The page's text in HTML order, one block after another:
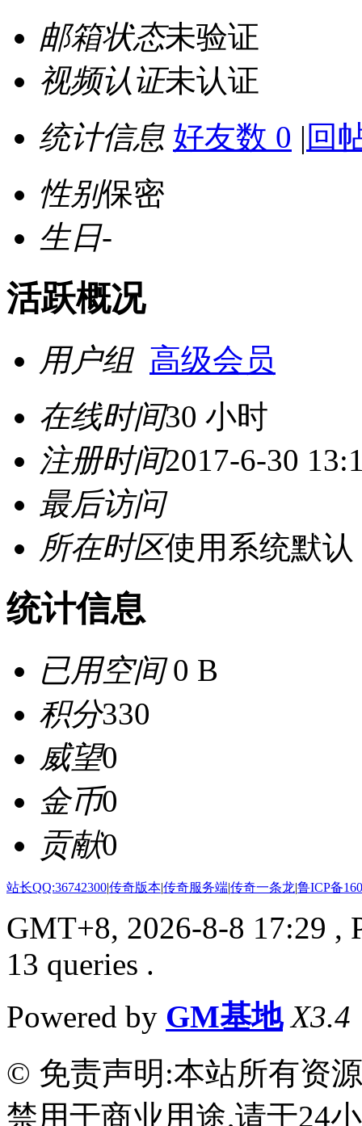
邮箱状态未验证
视频认证未认证
统计信息 好友数 0 | 回
性别保密
生日-
活跃概况
用户组 高级会员
在线时间30 小时
注册时间2017-6-30
最后访问
所在时区使用系统默认
统计信息
已用空间0 B
积分330
威望0
金币0
贡献0
站长QQ:36742300|传奇版本|传奇服务端|传奇一条龙|鲁ICP备
GMT+8, 2026-8-8 17:29 ,
13 queries .
Powered by GM基地 X3.4
© 免责声明:本站所有资
禁用于商业用途,请于24